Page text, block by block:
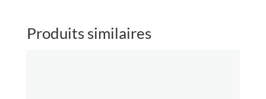
Produits similaires